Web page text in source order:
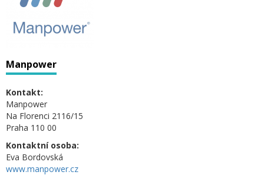
Manpower
Kontakt:
Manpower
Na Florenci 2116/15
Praha 110 00
Kontaktní osoba:
Eva Bordovská
www.manpower.cz